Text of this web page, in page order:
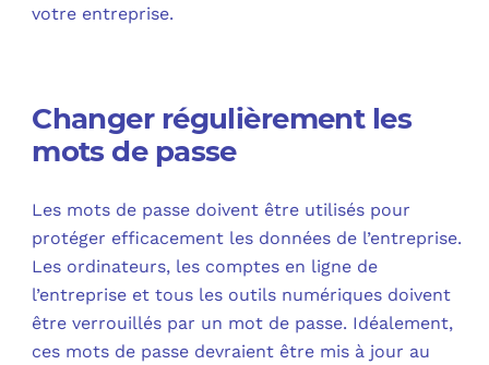
votre entreprise.
Changer régulièrement les
mots de passe
Les mots de passe doivent être utilisés pour
protéger efficacement les données de l’entreprise.
Les ordinateurs, les comptes en ligne de
l’entreprise et tous les outils numériques doivent
être verrouillés par un mot de passe. Idéalement,
ces mots de passe devraient être mis à jour au